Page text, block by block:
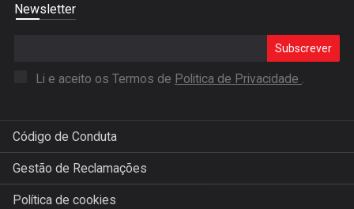
Newsletter
Subscrever
Li e aceito os Termos de Politica de Privacidade .
Código de Conduta
Gestão de Reclamações
Política de cookies